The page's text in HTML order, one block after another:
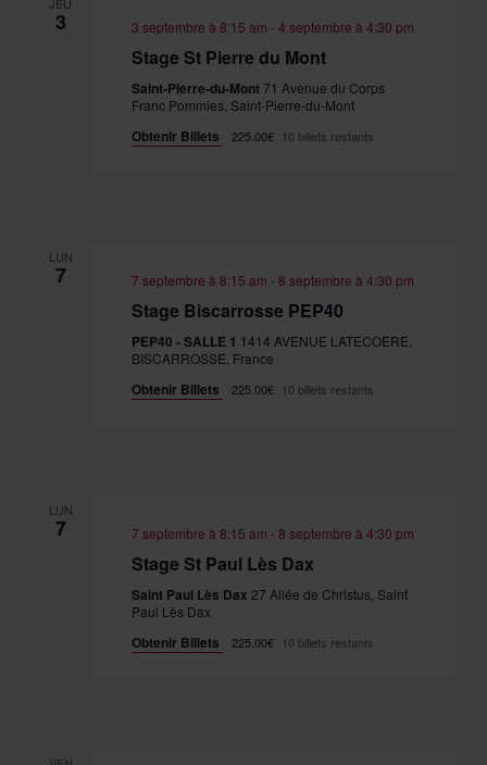
3 3 septembre à 8:15 am - 4 septembre à 4:30 pm
Stage St Pierre du Mont
Saint-Pierre-du-Mont71 Avenue du Corps
Franc Pommies, Saint-Pierre-du-Mont
Obtenir Billets 225.00€ 10 billets restants
LUN
7 7 septembre à 8:15 am - 8 septembre à 4:30 pm
Stage Biscarrosse PEP40
PEP40 - SALLE 1 1414 AVENUE LATECOERE,
BISCARROSSE, France
Obtenir Billets 225.00€ 10 billets restants
LUN
7 7 septembre à 8:15 am - 8 septembre à 4:30 pm
Stage St Paul Lès Dax
Saint Paul Lès Dax 27 Allée de Christus, Saint
Paul Lès Dax
Obtenir Billets 225.00€ 10 billets restants